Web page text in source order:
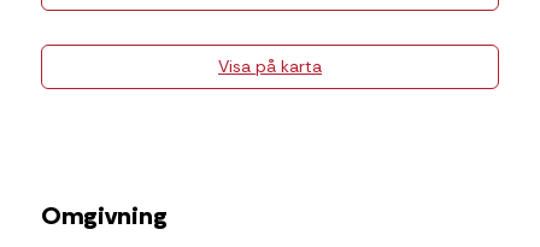
Visa på karta
Omgivning